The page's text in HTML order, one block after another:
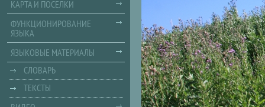
КАРТА И ПОСЕЛКИ
ФУНКЦИОНИРОВАНИЕ
ЯЗЫКА
ЯЗЫКОВЫЕ МАТЕРИАЛЫ
СЛОВАРЬ
ТЕКСТЫ